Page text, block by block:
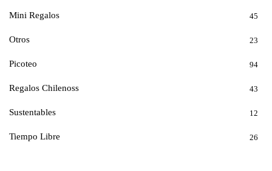
Mini Regalos 45
Otros 23
Picoteo 94
Regalos Chilenoss 43
Sustentables 12
Tiempo Libre 26